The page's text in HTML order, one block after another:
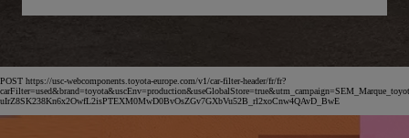
POST https://usc-webcomponents.toyota-europe.com/v1/car-filter-header/fr/fr?
uIrZ8SK238Kn6x2OwfL2isPTEXM0MwD0BvOsZGv7GXbVu52B_rl2xoCnw4QAvD_BwE